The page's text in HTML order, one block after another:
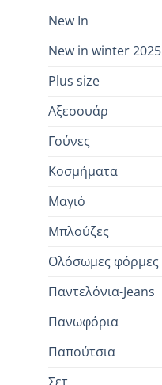
New In
New in winter 2025
Plus size
Αξεσουάρ
Γούνες
Κοσμήματα
Μαγιό
Μπλούζες
Ολόσωμες φόρμες
Παντελόνια-Jeans
Πανωφόρια
Παπούτσια